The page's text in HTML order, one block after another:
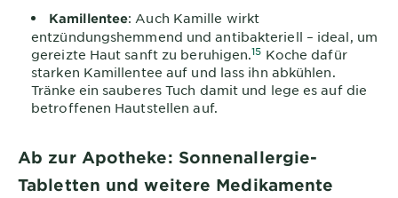
Kamillentee: Auch Kamille wirkt
entzündungshemmend und antibakteriell – ideal, um
gereizte Haut sanft zu beruhigen.15 Koche dafür
starken Kamillentee auf und lass ihn abkühlen.
Tränke ein sauberes Tuch damit und lege es auf die
betroffenen Hautstellen auf.
Ab zur Apotheke: Sonnenallergie-
Tabletten und weitere Medikamente